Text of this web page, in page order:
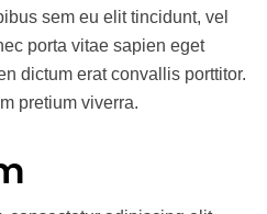
sem eu elit tincidunt, vel
porta vitae sapien eget
dictum erat convallis porttitor.
pretium viverra.